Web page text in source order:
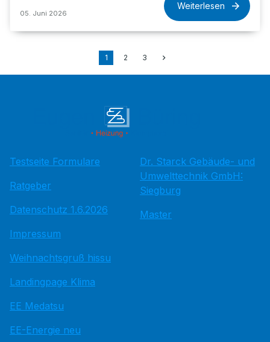
05. Juni 2026
Weiterlesen
1 2 3
Testseite Formulare
Ratgeber
Datenschutz 1.6.2026
Impressum
Weihnachtsgruß hissu
Landingpage Klima
EE Medatsu
EE-Energie neu
Dr. Starck Gebäude- und
Umwelttechnik GmbH:
Siegburg
Master